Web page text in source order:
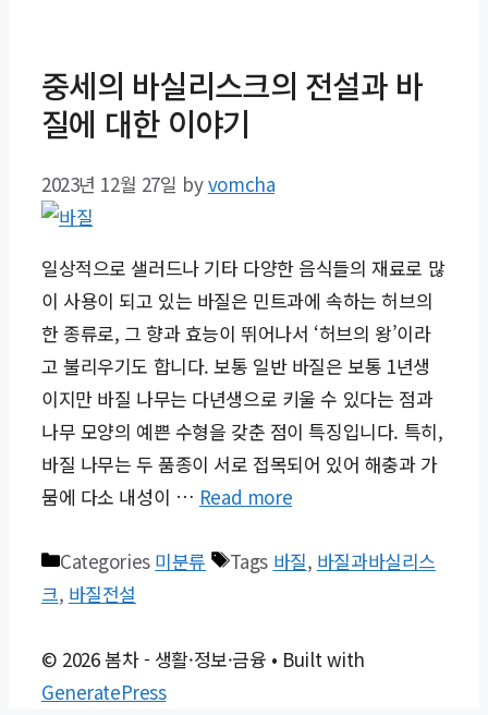
중세의 바실리스크의 전설과 바
질에 대한 이야기
2023년 12월 27일 byvomcha
일상적으로 샐러드나 기타 다양한 음식들의 재료로 많
이 사용이 되고 있는 바질은 민트과에 속하는 허브의
한 종류로, 그 향과 효능이 뛰어나서 ‘허브의 왕’이라
고 불리우기도 합니다. 보통 일반 바질은 보통 1년생
이지만 바질 나무는 다년생으로 키울 수 있다는 점과
나무 모양의 예쁜 수형을 갖춘 점이 특징입니다. 특히,
바질 나무는 두 품종이 서로 접목되어 있어 해충과 가
뭄에 다소 내성이 … Read more
Categories 미분류 Tags 바질, 바질과바실리스
크, 바질전설
© 2026 봄차 - 생활·정보·금융 • Built with
GeneratePress